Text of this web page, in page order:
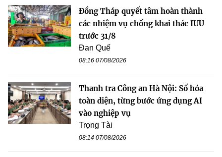
Đồng Tháp quyết tâm hoàn thành
các nhiệm vụ chống khai thác IUU
trước 31/8
Đan Quế
08:16 07/08/2026
Thanh tra Công an Hà Nội: Số hóa
toàn diện, từng bước ứng dụng AI
vào nghiệp vụ
Trọng Tài
08:14 07/08/2026